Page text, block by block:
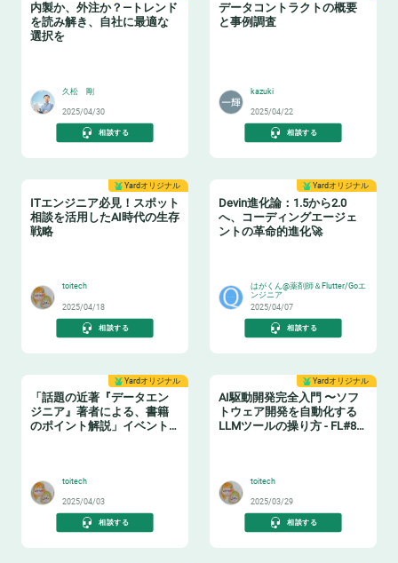
内製か、外注か？—トレンド
を読み解き、自社に最適な
選択を
久松 剛
2025/04/30
相談する
データコントラクトの概要
と事例調査
kazuki
2025/04/22
相談する
Yardオリジナル
ITエンジニア必見！スポット
相談を活用したAI時代の生存
戦略
toitech
2025/04/18
相談する
Yardオリジナル
Devin進化論：1.5から2.0
へ、コーディングエージェ
ントの革命的進化🚀
はがくん@薬剤師＆Flutter/Goエ
ンジニア
2025/04/07
相談する
Yardオリジナル
「話題の近著『データエン
ジニア』著者による、書籍
のポイント解説」イベント
toitech
2025/04/03
相談する
Yardオリジナル
AI駆動開発完全入門 〜ソフ
トウェア開発を自動化する
LLMツールの操り方 - FL#87
toitech
2025/03/29
相談する